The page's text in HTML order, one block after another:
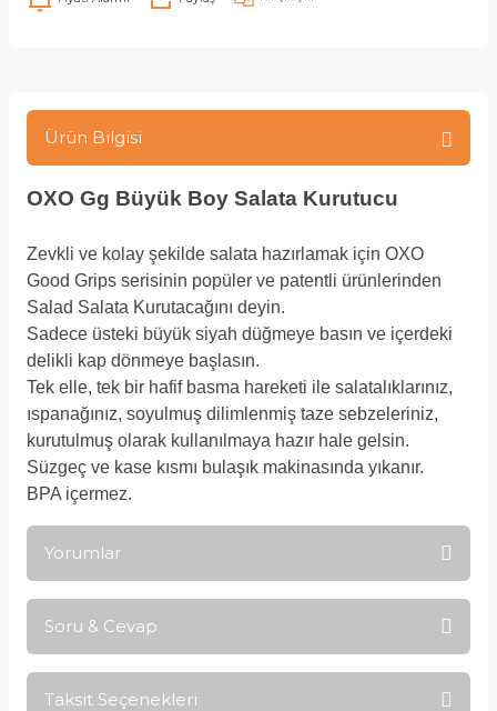
Ürün Bilgisi
OXO Gg Büyük Boy Salata Kurutucu
Zevkli ve kolay şekilde salata hazırlamak için OXO
Good Grips serisinin popüler ve patentli ürünlerinden
Salad Salata Kurutacağını deyin.
Sadece üsteki büyük siyah düğmeye basın ve içerdeki
delikli kap dönmeye başlasın.
Tek elle, tek bir hafif basma hareketi ile salatalıklarınız,
ıspanağınız, soyulmuş dilimlenmiş taze sebzeleriniz,
kurutulmuş olarak kullanılmaya hazır hale gelsin.
Süzgeç ve kase kısmı bulaşık makinasında yıkanır.
BPA içermez.
Yorumlar
Soru & Cevap
Taksit Seçenekleri